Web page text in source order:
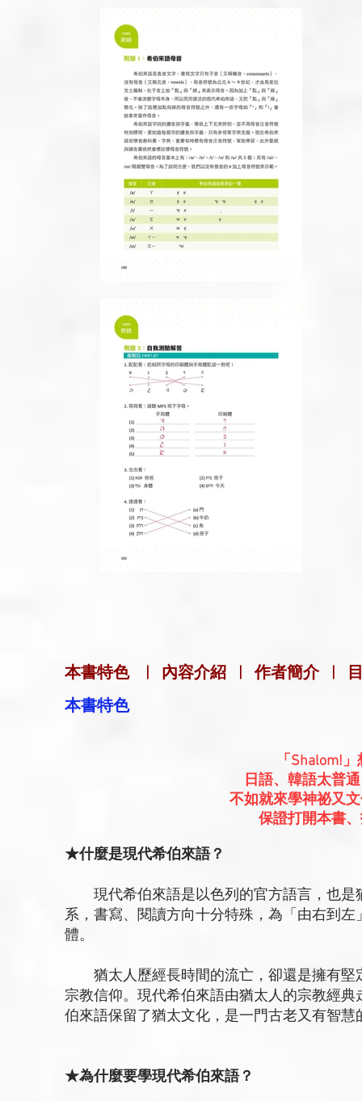
本書特色 | 內容介紹 | 作者簡介 |
本書特色
「Shalom!
日語、韓語太普
不如就來學神祕又
保證打開本書
★什麼是現代希伯來語？
現代希伯來語是以色列的官方語言，也是
系，書寫、閱讀方向十分特殊，為「由右到
體。
猶太人歷經長時間的流亡，卻還是擁有堅
宗教信仰。現代希伯來語由猶太人的宗教經
伯來語保留了猶太文化，是一門古老又有智慧
★為什麼要學現代希伯來語？